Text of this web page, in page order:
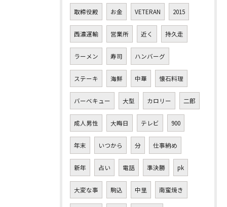
取締役殿 お金 VETERAN 2015
西濃運輸 営業所 近く 持久走
ラーメン 寿司 ハンバーグ
ステーキ 海鮮 中華 懐石料理
バーベキュー 大型 カロリー 二郎
成人男性 大晦日 テレビ 900
年末 いつから 分 仕事納め
新年 占い 電話 準決勝 pk
大変な事 駒込 中里 南蛮焼き